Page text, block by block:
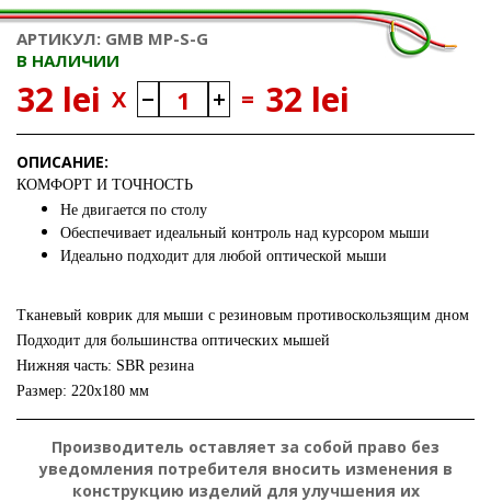
АРТИКУЛ: GMB MP-S-G
В НАЛИЧИИ
32 lei X = 32 lei
ОПИСАНИЕ:
КОМФОРТ И ТОЧНОСТЬ
Не двигается по столу
Обеспечивает идеальный контроль над курсором мыши
Идеально подходит для любой оптической мыши
Тканевый коврик для мыши с резиновым противоскользящим дном
Подходит для большинства оптических мышей
Нижняя часть: SBR резина
Размер: 220x180 мм
Производитель оставляет за собой право без
уведомления потребителя вносить изменения в
конструкцию изделий для улучшения их